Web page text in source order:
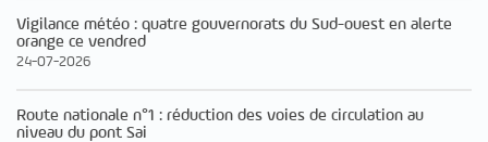
Vigilance météo : quatre gouvernorats du Sud-ouest en alerte
orange ce vendred
24-07-2026
Route nationale n°1 : réduction des voies de circulation au
niveau du pont Sai